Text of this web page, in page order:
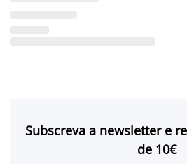
Subscreva a newsletter e
de 10€